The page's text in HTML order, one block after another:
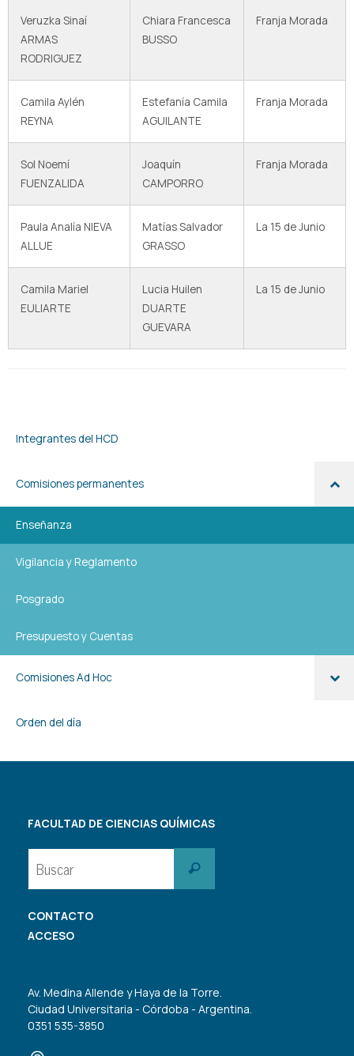
Veruzka Sinaí
ARMAS
RODRIGUEZ
Chiara Francesca
BUSSO
Franja Morada
Camila Aylén
REYNA
Estefanía Camila
AGUILANTE
Franja Morada
Sol Noemí
FUENZALIDA
Joaquín
CAMPORRO
Franja Morada
Paula Analía NIEVA
ALLUE
Matías Salvador
GRASSO
La 15 de Junio
Camila Mariel
EULIARTE
Lucia Huilen
DUARTE
GUEVARA
La 15 de Junio
Integrantes del HCD
Comisiones permanentes
Enseñanza
Vigilancia y Reglamento
Posgrado
Presupuesto y Cuentas
Comisiones Ad Hoc
Orden del día
FACULTAD DE CIENCIAS QUÍMICAS
Buscar
CONTACTO
ACCESO
Av. Medina Allende y Haya de la Torre.
Ciudad Universitaria - Córdoba - Argentina.
0351 535-3850